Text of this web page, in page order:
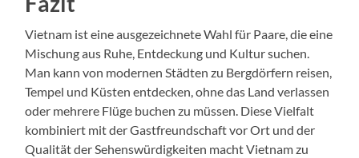
Vietnam ist eine ausgezeichnete Wahl für Paare, die eine
Mischung aus Ruhe, Entdeckung und Kultur suchen.
Man kann von modernen Städten zu Bergdörfern reisen,
Tempel und Küsten entdecken, ohne das Land verlassen
oder mehrere Flüge buchen zu müssen. Diese Vielfalt
kombiniert mit der Gastfreundschaft vor Ort und der
Qualität der Sehenswürdigkeiten macht Vietnam zu